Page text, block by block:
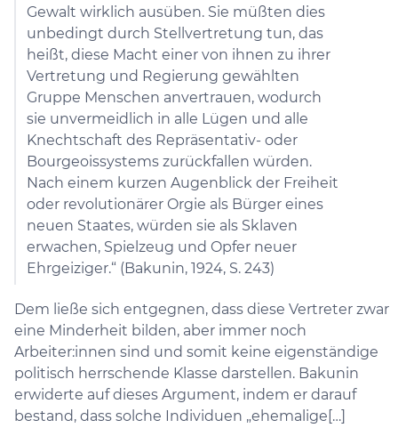
Gewalt wirklich ausüben. Sie müßten dies
unbedingt durch Stellvertretung tun, das
heißt, diese Macht einer von ihnen zu ihrer
Vertretung und Regierung gewählten
Gruppe Menschen anvertrauen, wodurch
sie unvermeidlich in alle Lügen und alle
Knechtschaft des Repräsentativ- oder
Bourgeoissystems zurückfallen würden.
Nach einem kurzen Augenblick der Freiheit
oder revolutionärer Orgie als Bürger eines
neuen Staates, würden sie als Sklaven
erwachen, Spielzeug und Opfer neuer
Ehrgeiziger.“ (Bakunin, 1924, S. 243)
Dem ließe sich entgegnen, dass diese Vertreter zwar
eine Minderheit bilden, aber immer noch
Arbeiter:innen sind und somit keine eigenständige
politisch herrschende Klasse darstellen. Bakunin
erwiderte auf dieses Argument, indem er darauf
bestand, dass solche Individuen „ehemalige[…]